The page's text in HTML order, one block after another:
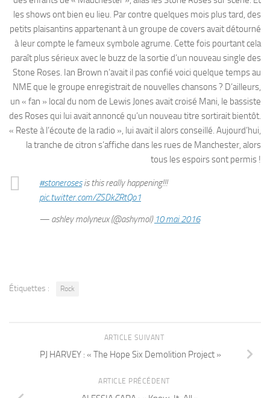
les shows ont bien eu lieu. Par contre quelques mois plus tard, des
petits plaisantins appartenant à un groupe de covers avait détourné
à leur compte le fameux symbole agrume. Cette fois pourtant cela
paraît plus sérieux avec le buzz de la sortie d’un nouveau single des
Stone Roses. Ian Brown n’avait il pas confié voici quelque temps au
NME que le groupe enregistrait de nouvelles chansons ? D’ailleurs,
un « fan » local du nom de Lewis Jones avait croisé Mani, le bassiste
des Roses qui lui avait annoncé qu’un nouveau titre sortirait bientôt.
« Reste à l’écoute de la radio », lui avait il alors conseillé. Aujourd’hui,
la tranche de citron s’affiche dans les rues de Manchester, alors
tous les espoirs sont permis !
#stonerosesis this really happening!!!
pic.twitter.com/ZSDkZRtQo1
— ashley molyneux (@ashymol) 10 mai 2016
Étiquettes : Rock
ARTICLE SUIVANT
PJ HARVEY : « The Hope Six Demolition Project »
ARTICLE PRÉCÉDENT